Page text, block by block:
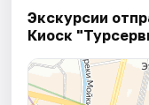
Экскурсии
Киоск